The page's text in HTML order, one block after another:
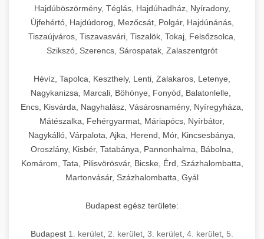
Hajdúböszörmény, Téglás, Hajdúhadház, Nyíradony,
Újfehértó, Hajdúdorog, Mezőcsát, Polgár, Hajdúnánás,
Tiszaújváros, Tiszavasvári, Tiszalök, Tokaj, Felsőzsolca,
Szikszó, Szerencs, Sárospatak, Zalaszentgrót
Hévíz, Tapolca, Keszthely, Lenti, Zalakaros, Letenye,
Nagykanizsa, Marcali, Böhönye, Fonyód, Balatonlelle,
Encs, Kisvárda, Nagyhalász, Vásárosnamény, Nyíregyháza,
Mátészalka, Fehérgyarmat, Máriapócs, Nyírbátor,
Nagykálló, Várpalota, Ajka, Herend, Mór, Kincsesbánya,
Oroszlány, Kisbér, Tatabánya, Pannonhalma, Bábolna,
Komárom, Tata, Pilisvörösvár, Bicske, Érd, Százhalombatta,
Martonvásár, Százhalombatta, Gyál
Budapest egész területe:
Budapest 1. kerület 2. kerület 3. kerület 4. kerület 5.